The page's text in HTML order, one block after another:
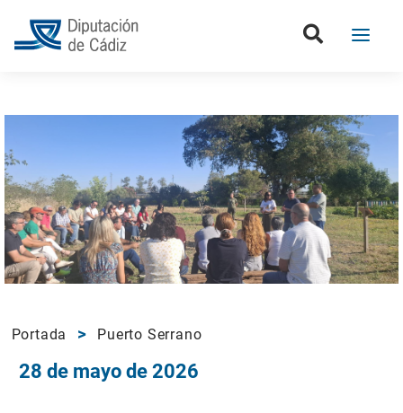
Portada Puerto Serrano
28 de mayo de 2026